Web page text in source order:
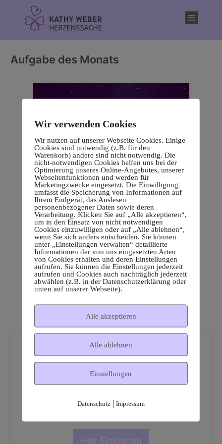
Aufgabe des Monats
Dies ist ein geschützter
Mitgliederbereich!
Hier Einloggen
Wir verwenden Cookies
Wir nutzen auf unserer Webseite Cookies. Einige
Cookies sind notwendig (z.B. für den
Warenkorb) andere sind nicht notwendig. Die
nicht-notwendigen Cookies helfen uns bei der
Optimierung unseres Online-Angebotes, unserer
Webseitenfunktionen und werden für
Marketingzwecke eingesetzt. Die Einwilligung
umfasst die Speicherung von Informationen auf
Ihrem Endgerät, das Auslesen
personenbezogener Daten sowie deren
Verarbeitung. Klicken Sie auf „Alle akzeptieren“,
um in den Einsatz von nicht notwendigen
Cookies einzuwilligen oder auf „Alle ablehnen“,
wenn Sie sich anders entscheiden. Sie können
unter „Einstellungen verwalten“ detaillierte
Informationen der von uns eingesetzten Arten
von Cookies erhalten und deren Einstellungen
aufrufen. Sie können die Einstellungen jederzeit
aufrufen und Cookies auch nachträglich jederzeit
abwählen (z.B. in der Datenschutzerklärung oder
unten auf unserer Webseite).
Alle akzeptieren
Alle ablehnen
Einstellungen
Datenschutz| Impressum